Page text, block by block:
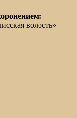
волость»